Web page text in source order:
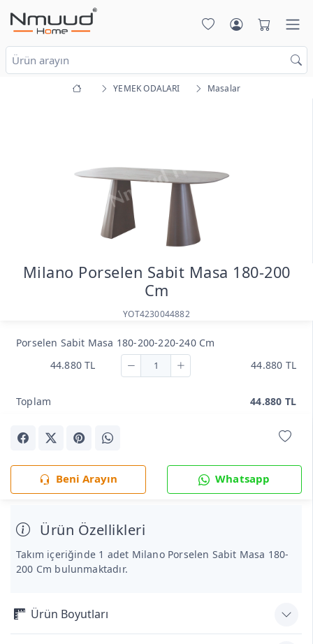
YEMEK ODALARI Masalar
Milano Porselen Sabit Masa 180-200
Cm
YOT4230044882
Porselen Sabit Masa 180-200-220-240 Cm
44.880 TL
44.880 TL
Toplam 44.880 TL
Beni Arayın Whatsapp
Ürün Özellikleri
Takım içeriğinde 1 adet Milano Porselen Sabit Masa 180-
200 Cm bulunmaktadır.
Ürün Boyutları